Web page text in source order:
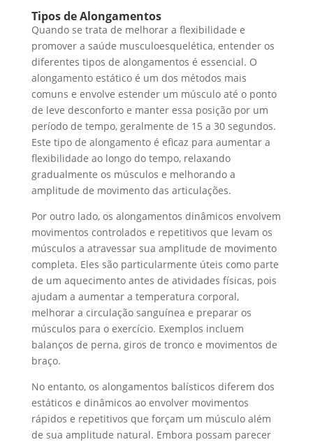
Tipos de Alongamentos
Quando se trata de melhorar a flexibilidade e
promover a saúde musculoesquelética, entender os
diferentes tipos de alongamentos é essencial. O
alongamento estático é um dos métodos mais
comuns e envolve estender um músculo até o ponto
de leve desconforto e manter essa posição por um
período de tempo, geralmente de 15 a 30 segundos.
Este tipo de alongamento é eficaz para aumentar a
flexibilidade ao longo do tempo, relaxando
gradualmente os músculos e melhorando a
amplitude de movimento das articulações.
Por outro lado, os alongamentos dinâmicos envolvem
movimentos controlados e repetitivos que levam os
músculos a atravessar sua amplitude de movimento
completa. Eles são particularmente úteis como parte
de um aquecimento antes de atividades físicas, pois
ajudam a aumentar a temperatura corporal,
melhorar a circulação sanguínea e preparar os
músculos para o exercício. Exemplos incluem
balanços de perna, giros de tronco e movimentos de
braço.
No entanto, os alongamentos balísticos diferem dos
estáticos e dinâmicos ao envolver movimentos
rápidos e repetitivos que forçam um músculo além
de sua amplitude natural. Embora possam parecer